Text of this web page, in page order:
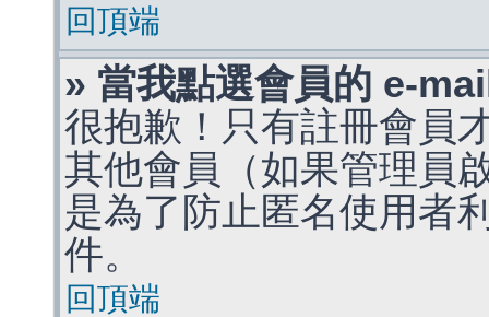
回頂端
» 當我點選會員的 e-
很抱歉！只有註冊會員
其他會員（如果管理員
是為了防止匿名使用者
件。
回頂端